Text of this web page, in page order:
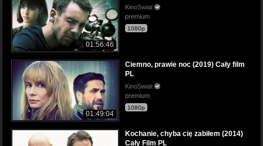
01:56:46
KinoSwiat
premium
1080p
01:49:04
Ciemno, prawie noc (2019) Cały film
PL
KinoSwiat
premium
1080p
Kochanie, chyba cię zabiłem (2014)
Cały Film PL